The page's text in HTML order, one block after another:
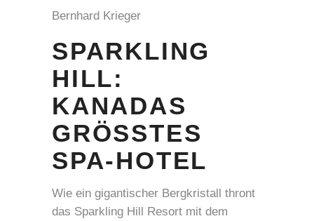
Bernhard Krieger
SPARKLING
HILL:
KANADAS
GRÖSSTES S
PA-HOTEL
Wie ein gigantischer Bergkristall thront
das Sparkling Hill Resort mit dem